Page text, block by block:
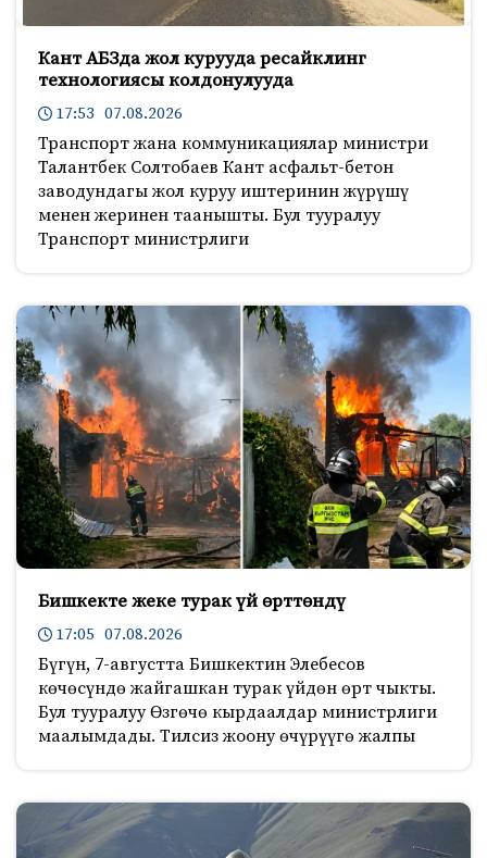
Кант АБЗда жол курууда ресайклинг
технологиясы колдонулууда
17:53 07.08.2026
Транспорт жана коммуникациялар министри
Талантбек Солтобаев Кант асфальт-бетон
заводундагы жол куруу иштеринин жүрүшү
менен жеринен таанышты. Бул тууралуу
Транспорт министрлиги
Бишкекте жеке турак үй өрттөндү
17:05 07.08.2026
Бүгүн, 7-августта Бишкектин Элебесов
көчөсүндө жайгашкан турак үйдөн өрт чыкты.
Бул тууралуу Өзгөчө кырдаалдар министрлиги
маалымдады. Тилсиз жоону өчүрүүгө жалпы